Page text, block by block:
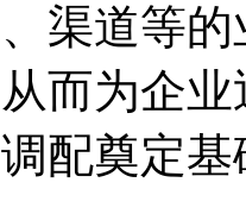
渠道等
而为企
配奠定基